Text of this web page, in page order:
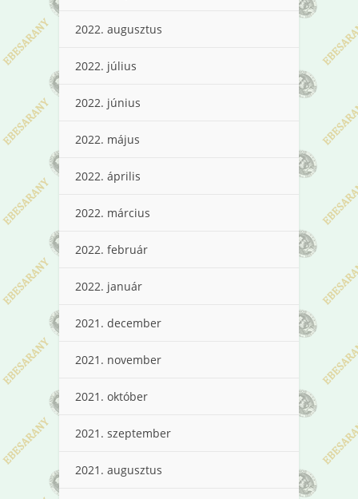
2022. augusztus
2022. július
2022. június
2022. május
2022. április
2022. március
2022. február
2022. január
2021. december
2021. november
2021. október
2021. szeptember
2021. augusztus